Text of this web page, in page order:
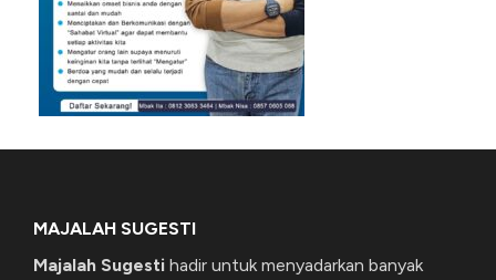
MAJALAH SUGESTI
Majalah Sugesti hadir untuk menyadarkan banyak